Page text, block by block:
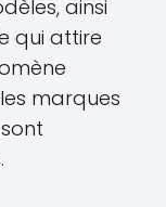
ainsi
qui attire
marques